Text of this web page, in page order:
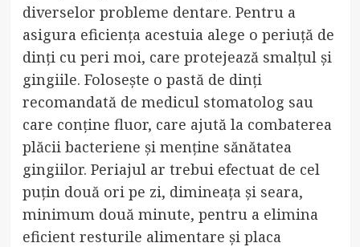
diverselor probleme dentare. Pentru a
asigura eficiența acestuia alege o periuță de
dinți cu peri moi, care protejează smalțul și
gingiile. Folosește o pastă de dinți
recomandată de medicul stomatolog sau
care conține fluor, care ajută la combaterea
plăcii bacteriene și menține sănătatea
gingiilor. Periajul ar trebui efectuat de cel
puțin două ori pe zi, dimineața și seara,
minimum două minute, pentru a elimina
eficient resturile alimentare și placa